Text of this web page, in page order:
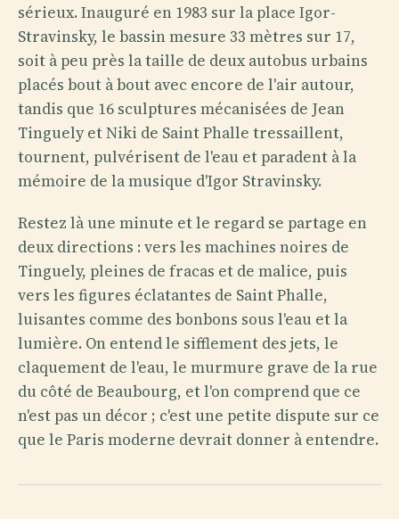
sérieux. Inauguré en 1983 sur la place Igor-
Stravinsky, le bassin mesure 33 mètres sur 17,
soit à peu près la taille de deux autobus urbains
placés bout à bout avec encore de l'air autour,
tandis que 16 sculptures mécanisées de Jean
Tinguely et Niki de Saint Phalle tressaillent,
tournent, pulvérisent de l'eau et paradent à la
mémoire de la musique d'Igor Stravinsky.
Restez là une minute et le regard se partage en
deux directions : vers les machines noires de
Tinguely, pleines de fracas et de malice, puis
vers les figures éclatantes de Saint Phalle,
luisantes comme des bonbons sous l'eau et la
lumière. On entend le sifflement des jets, le
claquement de l'eau, le murmure grave de la rue
du côté de Beaubourg, et l'on comprend que ce
n'est pas un décor ; c'est une petite dispute sur ce
que le Paris moderne devrait donner à entendre.